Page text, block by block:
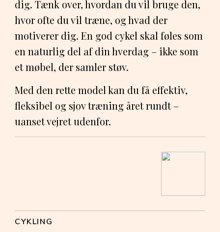
dig. Tænk over, hvordan du vil bruge den,
hvor ofte du vil træne, og hvad der
motiverer dig. En god cykel skal føles som
en naturlig del af din hverdag – ikke som
et møbel, der samler støv.
Med den rette model kan du få effektiv,
fleksibel og sjov træning året rundt –
uanset vejret udenfor.
CYKLING